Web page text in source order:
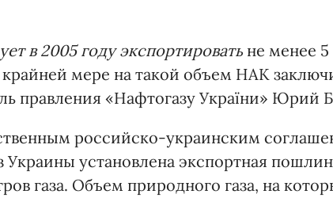
в 2005 году экспортировать не менее
мере на такой объем НАК
правления «Нафтогазу України» Юрий
российско-украинским
Украины установлена экспортная
газа. Объем природного газа, на